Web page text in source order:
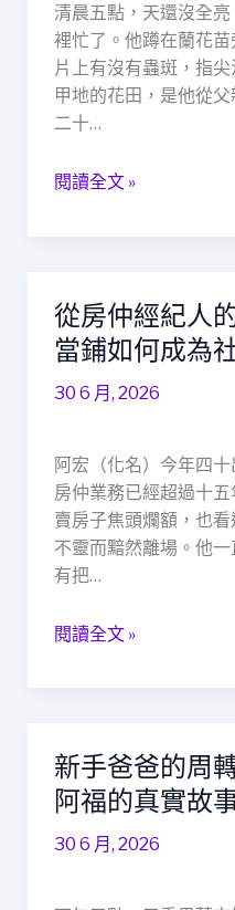
清晨五點，天還沒全
裡忙了。他蹲在蘭花
片上有沒有蟲斑，指
甲地的花田，是他從
二十…
鋪
不
只
是
借
更
的
安
全
網
閱讀全文 »
從房仲經紀人
當鋪如何成為
30 6 月, 2026
阿宏（化名）今年四
房仲業務已經超過十
賣房子焦頭爛額，也
不靈而黯然離場。他
有把…
從
房
仲
經
的
救
急
經
驗，
懂
何
成
為
社
閱讀全文 »
新手爸爸的周
阿福的真實故
30 6 月, 2026
新
手
爸
爸